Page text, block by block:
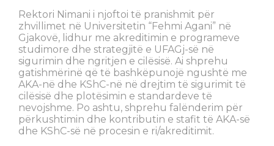
Rektori Nimani i njoftoi të pranishmit për
zhvillimet në Universitetin “Fehmi Agani” në
Gjakovë, lidhur me akreditimin e programeve
studimore dhe strategjitë e UFAGj-së në
sigurimin dhe ngritjen e cilësisë. Ai shprehu
gatishmërinë që të bashkëpunojë ngushtë me
AKA-në dhe KShC-në në drejtim të sigurimit të
cilësisë dhe plotësimin e standardeve të
nevojshme. Po ashtu, shprehu falënderim për
përkushtimin dhe kontributin e stafit të AKA-së
dhe KShC-së në procesin e ri/akreditimit.